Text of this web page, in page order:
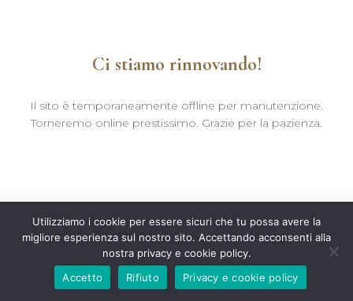
Ci stiamo rinnovando!
Il sito è temporaneamente offline per manutenzione.
Torneremo online prestissimo. Grazie per la pazienza.
Utilizziamo i cookie per essere sicuri che tu possa avere la
migliore esperienza sul nostro sito. Accettando acconsenti alla
nostra privacy e cookie policy.
Accetto
Rifiuto Privacy e cookie policy